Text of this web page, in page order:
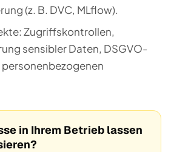
(z. B. DVC, MLflow).
Zugriffskontrollen,
sensibler Daten, DSGVO-
in Ihrem Betrieb lassen